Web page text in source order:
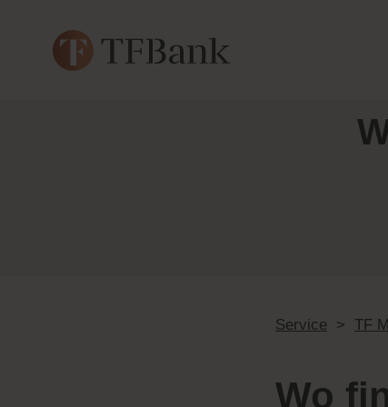
Service > TF
Wo